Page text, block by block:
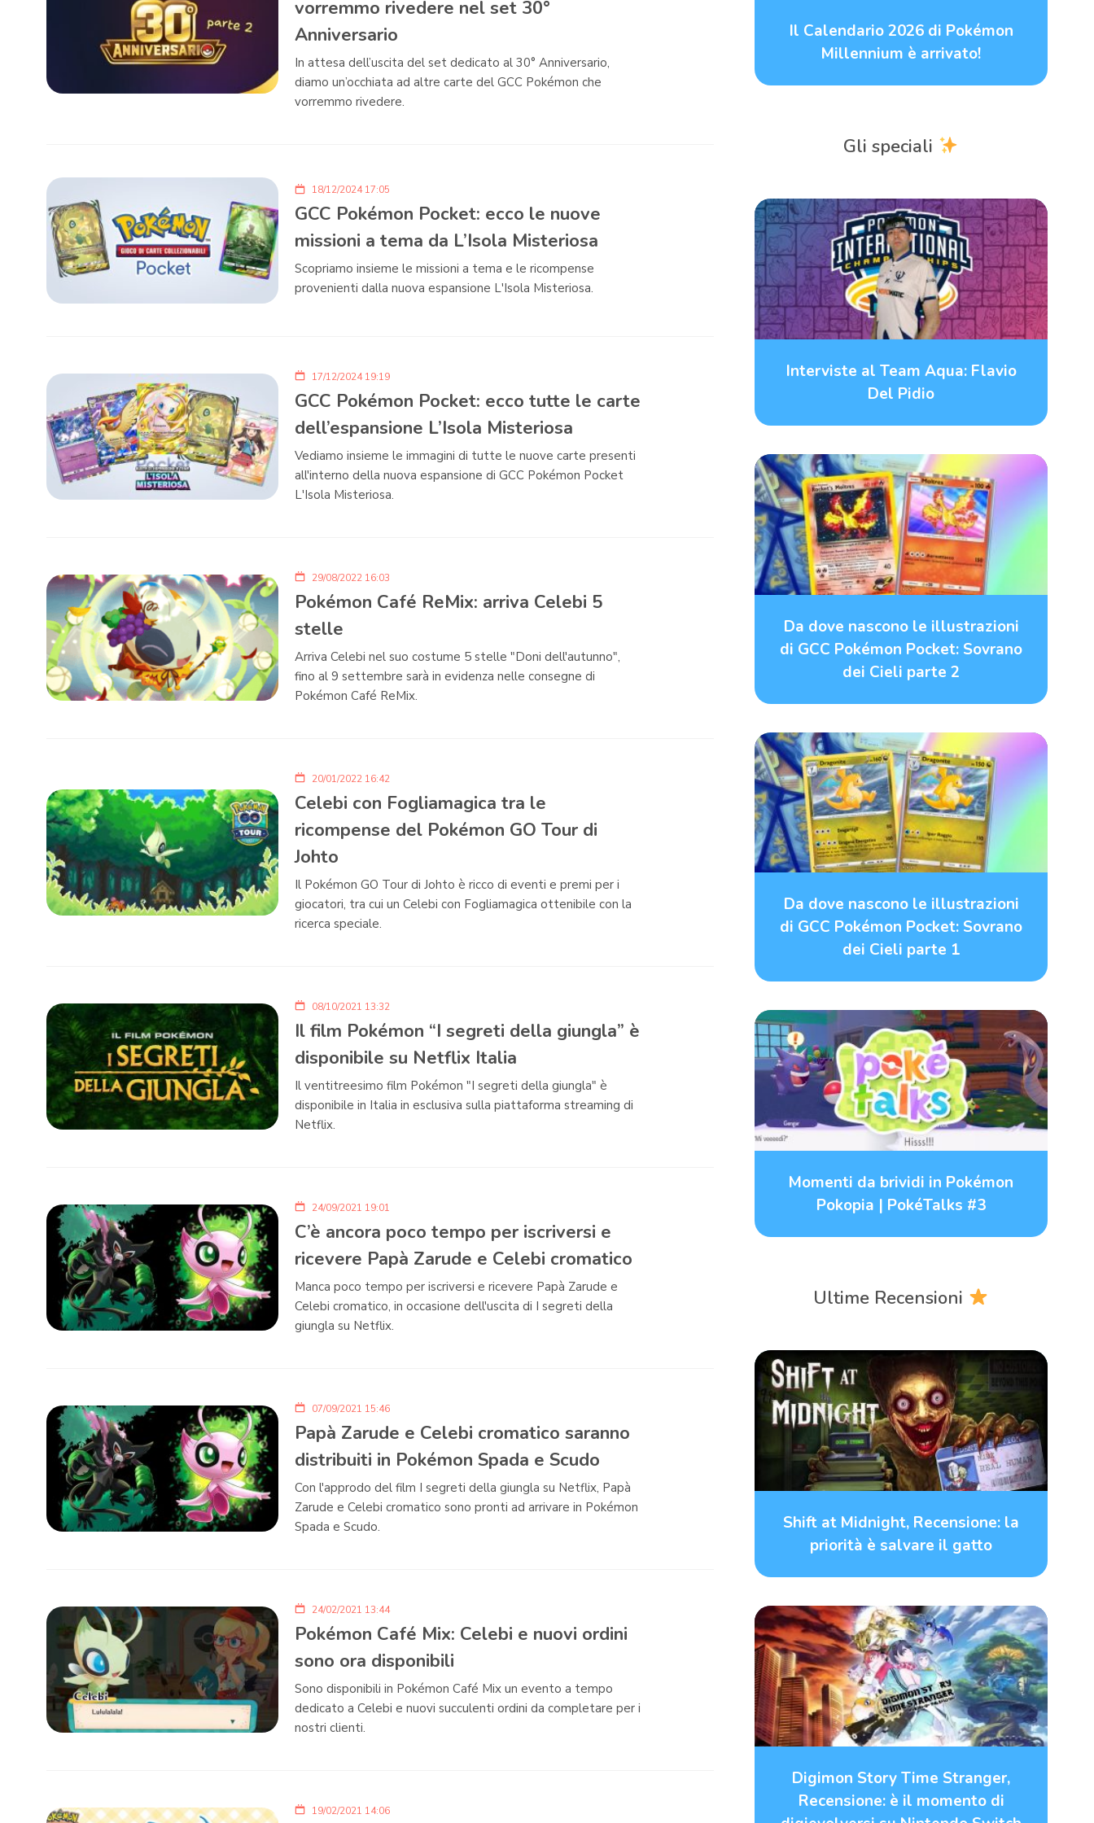
vorremmo rivedere nel set 30°
Anniversario
In attesa dell’uscita del set dedicato al 30° Anniversario,
diamo un’occhiata ad altre carte del GCC Pokémon che
vorremmo rivedere.
18/12/2024 17:05
GCC Pokémon Pocket: ecco le nuove
missioni a tema da L’Isola Misteriosa
Scopriamo insieme le missioni a tema e le ricompense
provenienti dalla nuova espansione L'Isola Misteriosa.
17/12/2024 19:19
GCC Pokémon Pocket: ecco tutte le carte
dell’espansione L’Isola Misteriosa
Vediamo insieme le immagini di tutte le nuove carte presenti
all'interno della nuova espansione di GCC Pokémon Pocket
L'Isola Misteriosa.
29/08/2022 16:03
Pokémon Café ReMix: arriva Celebi 5
stelle
Arriva Celebi nel suo costume 5 stelle "Doni dell'autunno",
fino al 9 settembre sarà in evidenza nelle consegne di
Pokémon Café ReMix.
20/01/2022 16:42
Celebi con Fogliamagica tra le
ricompense del Pokémon GO Tour di
Johto
Il Pokémon GO Tour di Johto è ricco di eventi e premi per i
giocatori, tra cui un Celebi con Fogliamagica ottenibile con la
ricerca speciale.
08/10/2021 13:32
Il film Pokémon “I segreti della giungla” è
disponibile su Netflix Italia
Il ventitreesimo film Pokémon "I segreti della giungla" è
disponibile in Italia in esclusiva sulla piattaforma streaming di
Netflix.
24/09/2021 19:01
C’è ancora poco tempo per iscriversi e
ricevere Papà Zarude e Celebi cromatico
Manca poco tempo per iscriversi e ricevere Papà Zarude e
Celebi cromatico, in occasione dell'uscita di I segreti della
giungla su Netflix.
07/09/2021 15:46
Papà Zarude e Celebi cromatico saranno
distribuiti in Pokémon Spada e Scudo
Con l'approdo del film I segreti della giungla su Netflix, Papà
Zarude e Celebi cromatico sono pronti ad arrivare in Pokémon
Spada e Scudo.
24/02/2021 13:44
Pokémon Café Mix: Celebi e nuovi ordini
sono ora disponibili
Sono disponibili in Pokémon Café Mix un evento a tempo
dedicato a Celebi e nuovi succulenti ordini da completare per i
nostri clienti.
19/02/2021 14:06
Il Calendario 2026 di Pokémon
Millennium è arrivato!
Gli speciali
Interviste al Team Aqua: Flavio
Del Pidio
Da dove nascono le illustrazioni
di GCC Pokémon Pocket: Sovrano
dei Cieli parte 2
Da dove nascono le illustrazioni
di GCC Pokémon Pocket: Sovrano
dei Cieli parte 1
Momenti da brividi in Pokémon
Pokopia | PokéTalks #3
Ultime Recensioni
Shift at Midnight, Recensione: la
priorità è salvare il gatto
Digimon Story Time Stranger,
Recensione: è il momento di